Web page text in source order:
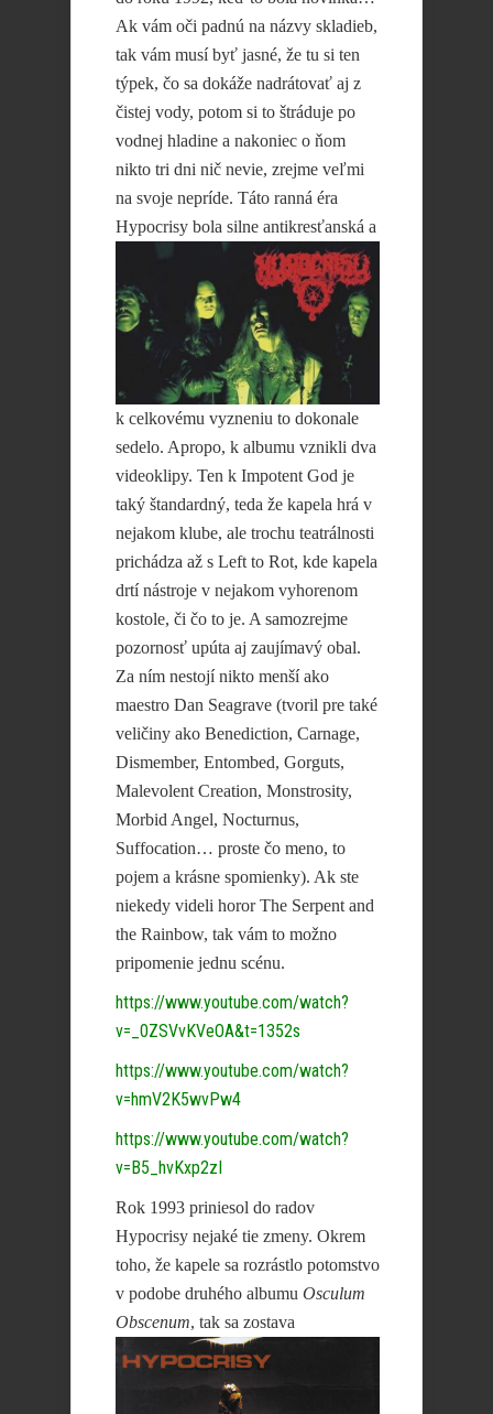
Ak vám oči padnú na názvy skladieb,
tak vám musí byť jasné, že tu si ten
týpek, čo sa dokáže nadrátovať aj z
čistej vody, potom si to štráduje po
vodnej hladine a nakoniec o ňom
nikto tri dni nič nevie, zrejme veľmi
na svoje nepríde. Táto ranná éra
Hypocrisy bola silne antikresťanská a
k celkovému vyzneniu to dokonale
sedelo. Apropo, k albumu vznikli dva
videoklipy. Ten k Impotent God je
taký štandardný, teda že kapela hrá v
nejakom klube, ale trochu teatrálnosti
prichádza až s Left to Rot, kde kapela
drtí nástroje v nejakom vyhorenom
kostole, či čo to je. A samozrejme
pozornosť upúta aj zaujímavý obal.
Za ním nestojí nikto menší ako
maestro Dan Seagrave (tvoril pre také
veličiny ako Benediction, Carnage,
Dismember, Entombed, Gorguts,
Malevolent Creation, Monstrosity,
Morbid Angel, Nocturnus,
Suffocation… proste čo meno, to
pojem a krásne spomienky). Ak ste
niekedy videli horor The Serpent and
the Rainbow, tak vám to možno
pripomenie jednu scénu.
https://www.youtube.com/watch?
v=_0ZSVvKVeOA&t=1352s
https://www.youtube.com/watch?
v=hmV2K5wvPw4
https://www.youtube.com/watch?
v=B5_hvKxp2zI
Rok 1993 priniesol do radov
Hypocrisy nejaké tie zmeny. Okrem
toho, že kapele sa rozrástlo potomstvo
v podobe druhého albumu Osculum
Obscenum, tak sa zostava